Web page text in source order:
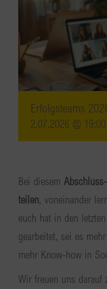
Erfolgsteams
2.07.2026 @ 19:00
Bei diesem
teilen, voneinander
euch hat in den
gearbeitet, sei es
mehr Know-how in
Wir freuen uns darauf